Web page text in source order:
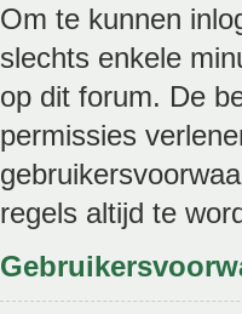
Om te kunnen
slechts enkele
op dit forum. De
permissies
regels altijd te